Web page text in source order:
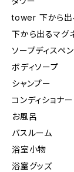
tower 下から出
下から出るマグ
ソープディスペ
ボディソープ
シャンプー
コンディショナー
お風呂
バスルーム
浴室小物
浴室グッズ